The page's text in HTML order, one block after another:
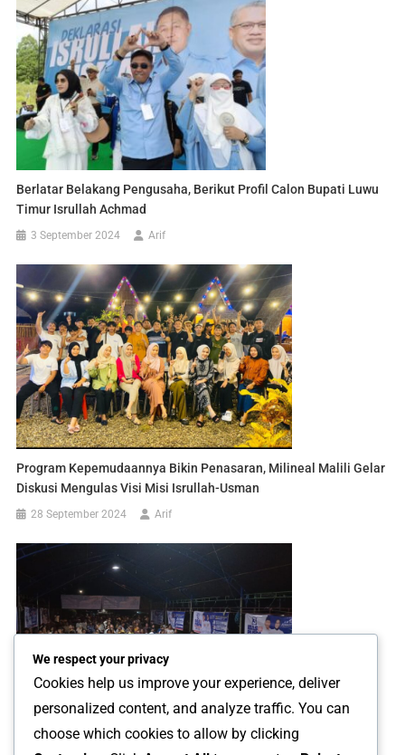
Berlatar Belakang Pengusaha, Berikut Profil Calon Bupati Luwu
Timur Isrullah Achmad
3 September 2024 Arif
Program Kepemudaannya Bikin Penasaran, Milineal Malili Gelar
Diskusi Mengulas Visi Misi Isrullah-Usman
28 September 2024 Arif
Tak Mau Kalah! 200 Lansia Bergerak Menangkan Ibas-Puspa Di
Desa Maleku
We respect your privacy
Cookies help us improve your experience, deliver
personalized content, and analyze traffic. You can
choose which cookies to allow by clicking